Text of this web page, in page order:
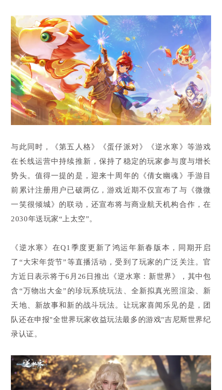
与此同时，《第五人格》《蛋仔派对》《逆水寒》等游戏
在长线运营中持续推新，保持了稳定的玩家参与度与增长
势头。值得一提的是，迎来十周年的《倩女幽魂》手游目
前累计注册用户已破两亿，游戏近期不仅宣布了与《微微
一笑很倾城》的联动，还宣布将与商业航天机构合作，在
2030年送玩家“上太空”。
《逆水寒》在Q1季度更新了鸿运年新春版本，同期开启
了“大宋年货节”等直播活动，受到了玩家的广泛关注。官
方近日表示将于6月26日推出《逆水寒：新世界》，其中包
含“万物出大金”的珍玩系统玩法、全新拟真光照渲染、新
天地、新故事和新的战斗玩法。让玩家喜闻乐见的是，团
队还在申报"全世界玩家收益玩法最多的游戏"吉尼斯世界纪
录认证。